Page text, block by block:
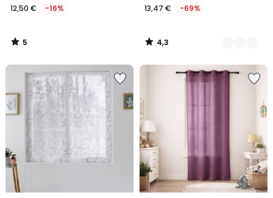
12,50 € -16%
5
/
13,47 € -69%
4,3
/